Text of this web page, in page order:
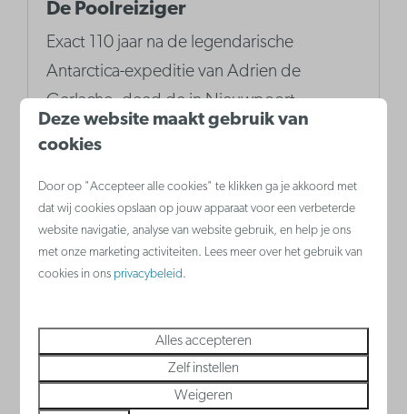
De Poolreiziger
Exact 110 jaar na de legendarische
Antarctica-expeditie van Adrien de
Gerlache, deed de in Nieuwpoort
geboren poolreiziger Dirk 'Dixie'
over.
Meer
Deze website maakt gebruik van
cookies
Door op "Accepteer alle cookies" te klikken ga je akkoord met
dat wij cookies opslaan op jouw apparaat voor een verbeterde
website navigatie, analyse van website gebruik, en help je ons
met onze marketing activiteiten. Lees meer over het gebruik van
cookies in ons privacybeleid.
Alles accepteren
Zelf instellen
Weigeren